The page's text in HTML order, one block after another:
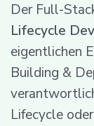
Der Full-
Lifecycle
eigentlichen
Building &
Lifecycle